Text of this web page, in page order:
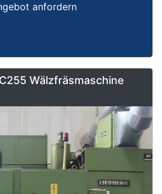
anfordern
Wälzfräsmaschine